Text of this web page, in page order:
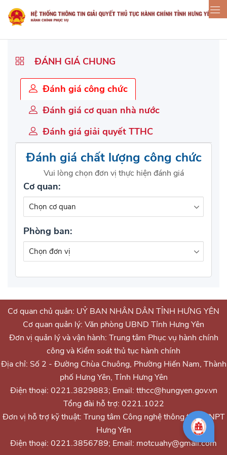
ĐÁNH GIÁ CHUNG
Đánh giá công chức
Đánh giá cơ quan nhà nước
Đánh giá giải quyết TTHC
Đánh giá chất lượng công chức
Vui lòng chọn đơn vị thực hiện đánh giá
Cơ quan:
Phòng ban:
Cơ quan chủ quản: UỶ BAN NHÂN DÂN TỈNH HƯNG YÊN
Cơ quan quản lý: Văn phòng UBND Tỉnh Hưng Yên
Đơn vị quản lý và vận hành: Trung tâm Phục vụ hành chính
công và Kiểm soát thủ tục hành chính
Địa chỉ: Số 2 - Đường Chùa Chuông, Phường Hiến Nam, Thành
phố Hưng Yên, Tỉnh Hưng Yên
Điện thoại: 0221.3829883; Email: tthcc@hungyen.gov.vn
Tổng đài hỗ trợ: 0221.1022
Đơn vị hỗ trợ kỹ thuật: Trung tâm Công nghệ thông tin - VNPT
Hưng Yên
Điện thoại: 0221.3856789; Email: motcuahy@gmail.com